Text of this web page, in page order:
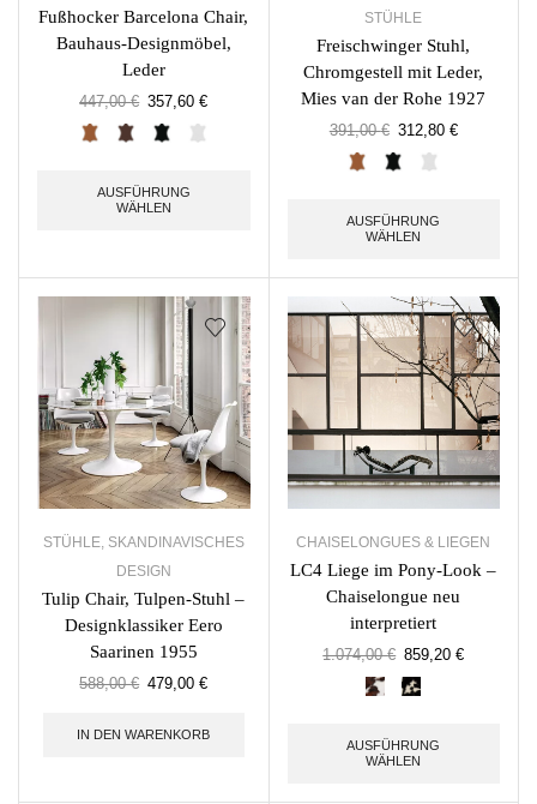
Fußhocker Barcelona Chair,
Bauhaus-Designmöbel,
Leder
447,00€ 357,60€
AUSFÜHRUNG
WÄHLEN
STÜHLE
Freischwinger Stuhl,
Chromgestell mit Leder,
Mies van der Rohe 1927
391,00€ 312,80 €
AUSFÜHRUNG
WÄHLEN
STÜHLE, SKANDINAVISCHES
DESIGN
Tulip Chair, Tulpen-Stuhl –
Designklassiker Eero
Saarinen 1955
588,00€ 479,00€
IN DEN WARENKORB
CHAISELONGUES & LIEGEN
LC4 Liege im Pony-Look –
Chaiselongue neu
interpretiert
1.074,00€ 859,20€
AUSFÜHRUNG
WÄHLEN